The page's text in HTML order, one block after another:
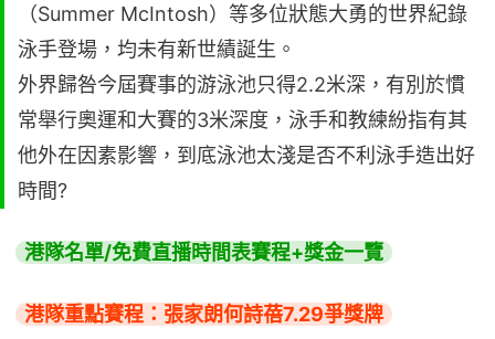
（Summer McIntosh）等多位狀態大勇的世界紀錄
泳手登場，均未有新世績誕生。
外界歸咎今屆賽事的游泳池只得2.2米深，有別於慣
常舉行奧運和大賽的3米深度，泳手和教練紛指有其
他外在因素影響，到底泳池太淺是否不利泳手造出好
時間?
港隊名單/免費直播時間表賽程+獎金一覽
港隊重點賽程：張家朗何詩蓓7.29爭獎牌